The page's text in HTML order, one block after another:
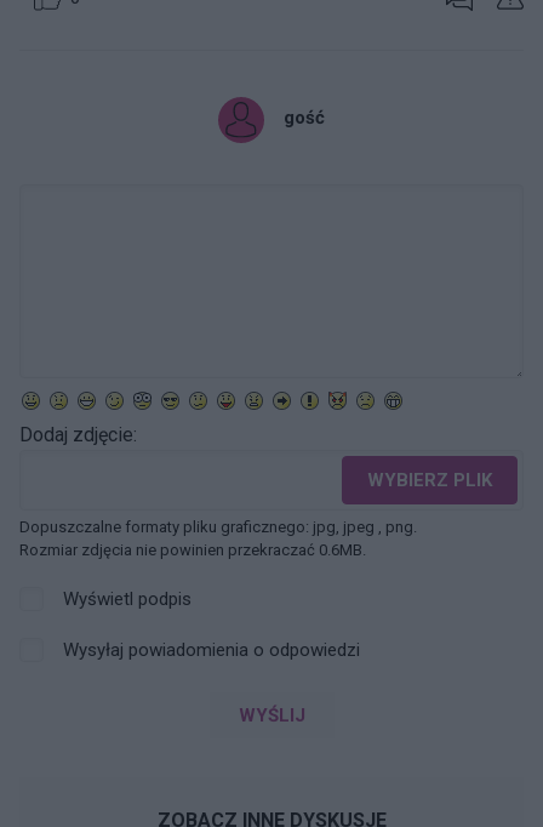
gość
Dodaj zdjęcie:
WYBIERZ PLIK
Dopuszczalne formaty pliku graficznego: jpg, jpeg , png.
Rozmiar zdjęcia nie powinien przekraczać 0.6MB.
Wyświetl podpis
Wysyłaj powiadomienia o odpowiedzi
WYŚLIJ
ZOBACZ INNE DYSKUSJE